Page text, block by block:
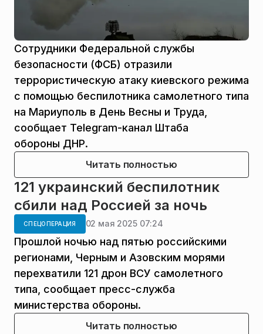
Сотрудники Федеральной службы
безопасности (ФСБ) отразили
террористическую атаку киевского режима
с помощью беспилотника самолетного типа
на Мариуполь в День Весны и Труда,
сообщает Telegram-канал Штаба
обороны ДНР.
Читать полностью
121 украинский беспилотник
сбили над Россией за ночь
СПЕЦОПЕРАЦИЯ 02 мая 2025 07:24
Прошлой ночью над пятью российскими
регионами, Черным и Азовским морями
перехватили 121 дрон ВСУ самолетного
типа, сообщает пресс-служба
министерства обороны.
Читать полностью